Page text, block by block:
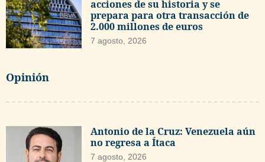
acciones de su historia y se
prepara para otra transacción de
2.000 millones de euros
7 agosto, 2026
Opinión
Antonio de la Cruz: Venezuela aún
no regresa a Ítaca
7 agosto, 2026